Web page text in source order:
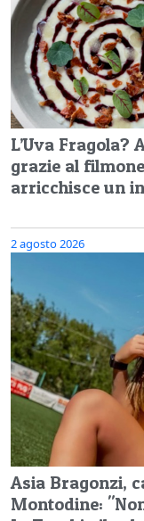
L’Uva Fragola?
grazie al
arricchisce un
2 agosto 2026
Asia Bragonzi,
Montodine: